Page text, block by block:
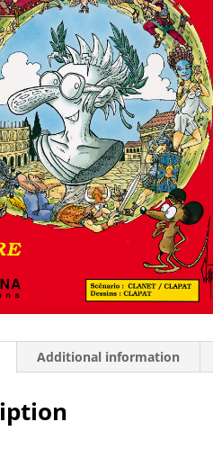
Additional information